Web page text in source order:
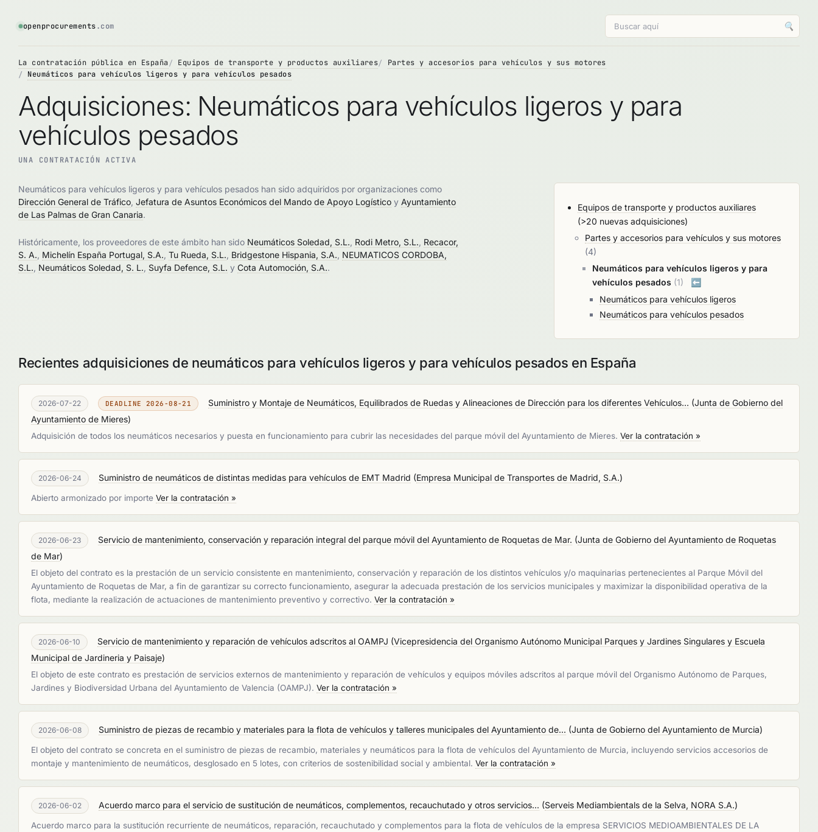
openprocurements.com 🔍
La contratación pública en España Equipos de transporte y productos auxiliares
Partes y accesorios para vehículos y sus motores
Neumáticos para vehículos ligeros y para vehículos pesados
Adquisiciones: Neumáticos para vehículos ligeros y para
vehículos pesados
UNA CONTRATACIÓN ACTIVA
Neumáticos para vehículos ligeros y para vehículos pesados han sido adquiridos por organizaciones como
Dirección General de Tráfico Jefatura de Asuntos Económicos del Mando de Apoyo Logístico y Ayuntamiento
de Las Palmas de Gran Canaria.
Históricamente, los proveedores de este ámbito han sido Neumáticos Soledad, S.L. Rodi Metro, S.L. Recacor,
S. A. Michelín España Portugal, S.A. Tu Rueda, S.L. Bridgestone Hispania, S.A. NEUMATICOS CORDOBA,
S.L. Neumáticos Soledad, S. L. Suyfa Defence, S.L. y Cota Automoción, S.A..
Equipos de transporte y productos auxiliares
(>20 nuevas adquisiciones)
Partes y accesorios para vehículos y sus motores
(4)
Neumáticos para vehículos ligeros y para
vehículos pesados (1) ⬅️
Neumáticos para vehículos ligeros
Neumáticos para vehículos pesados
Recientes adquisiciones de neumáticos para vehículos ligeros y para vehículos pesados en España
2026-07-22 DEADLINE 2026-08-21 Suministro y Montaje de Neumáticos, Equilibrados de Ruedas y Alineaciones de Dirección para los diferentes Vehículos... (Junta de Gobierno del
Ayuntamiento de Mieres)
Adquisición de todos los neumáticos necesarios y puesta en funcionamiento para cubrir las necesidades del parque móvil del Ayuntamiento de Mieres. Ver la contratación »
2026-06-24 Suministro de neumáticos de distintas medidas para vehículos de EMT Madrid (Empresa Municipal de Transportes de Madrid, S.A.)
Abierto armonizado por importe Ver la contratación »
2026-06-23 Servicio de mantenimiento, conservación y reparación integral del parque móvil del Ayuntamiento de Roquetas de Mar. (Junta de Gobierno del Ayuntamiento de Roquetas
de Mar)
El objeto del contrato es la prestación de un servicio consistente en mantenimiento, conservación y reparación de los distintos vehículos y/o maquinarias pertenecientes al Parque Móvil del
Ayuntamiento de Roquetas de Mar, a fin de garantizar su correcto funcionamiento, asegurar la adecuada prestación de los servicios municipales y maximizar la disponibilidad operativa de la
flota, mediante la realización de actuaciones de mantenimiento preventivo y correctivo. Ver la contratación »
2026-06-10 Servicio de mantenimiento y reparación de vehículos adscritos al OAMPJ (Vicepresidencia del Organismo Autónomo Municipal Parques y Jardines Singulares y Escuela
Municipal de Jardineria y Paisaje)
El objeto de este contrato es prestación de servicios externos de mantenimiento y reparación de vehículos y equipos móviles adscritos al parque móvil del Organismo Autónomo de Parques,
Jardines y Biodiversidad Urbana del Ayuntamiento de Valencia (OAMPJ). Ver la contratación »
2026-06-08 Suministro de piezas de recambio y materiales para la flota de vehículos y talleres municipales del Ayuntamiento de... (Junta de Gobierno del Ayuntamiento de Murcia)
El objeto del contrato se concreta en el suministro de piezas de recambio, materiales y neumáticos para la flota de vehículos del Ayuntamiento de Murcia, incluyendo servicios accesorios de
montaje y mantenimiento de neumáticos, desglosado en 5 lotes, con criterios de sostenibilidad social y ambiental. Ver la contratación »
2026-06-02 Acuerdo marco para el servicio de sustitución de neumáticos, complementos, recauchutado y otros servicios... (Serveis Mediambientals de la Selva, NORA S.A.)
Acuerdo marco para la sustitución recurriente de neumáticos, reparación, recauchutado y complementos para la flota de vehículos de la empresa SERVICIOS MEDIOAMBIENTALES DE LA